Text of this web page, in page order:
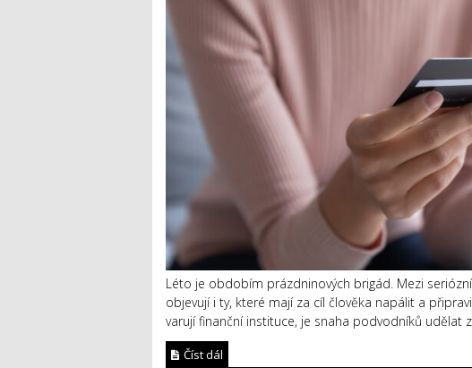
Léto je obdobím prázdninových brigád. Mezi
objevují i ty, které mají za cíl člověka napálit a
varují finanční instituce, je snaha podvodníků udělat
Číst dál